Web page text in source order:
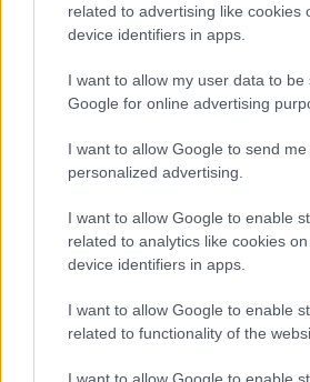
related to advertising like cookies
device identifiers in apps.
I want to allow my user data to be
Google for online advertising
I want to allow Google to send me
personalized advertising.
I want to allow Google to enable
related to analytics like cookies
device identifiers in apps.
I want to allow Google to enable
related to functionality of the
I want to allow Google to enable
10 σπουδαίοι λόγοι να δεις τις
Εθνικού Θεάτρου
PODCASTS